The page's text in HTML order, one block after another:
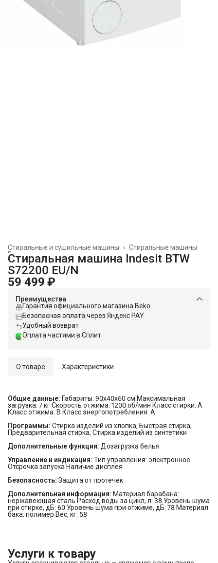
Стиральные машины
Стиральные и сушильные машины
›
Главная ›
Стиральная машина Indesit BTW
S72200 EU/N
59 499 ₽
Преимущества
Гарантия официального магазина Beko
Безопасная оплата через Яндекс PAY
Удобный возврат
Оплата частями в Сплит
О товаре Характеристики
Общие данные: Габариты: 90x40x60 см Максимальная
загрузка: 7 кг Скорость отжима: 1200 об/мин Класс стирки: A
Класс отжима: B Класс энергопотребления: A
Программы: Стирка изделий из хлопка, Быстрая стирка,
Предварительная стирка, Стирка изделий из синтетики
Дополнительные функции: Дозагрузка белья
Управление и индикация: Тип управления: электронное
Отсрочка запуска Наличие дисплея
Безопасность: Защита от протечек
Дополнительная информация: Материал барабана:
нержавеющая сталь Расход воды за цикл, л: 38 Уровень шума
при стирке, дБ: 60 Уровень шума при отжиме, дБ: 78 Материал
бака: полимер Вес, кг: 58
Услуги к товару